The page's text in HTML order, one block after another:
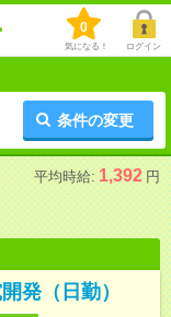
0
気になる！ ログイン
条件の変更
平均時給: 1,392 円
発（日勤）